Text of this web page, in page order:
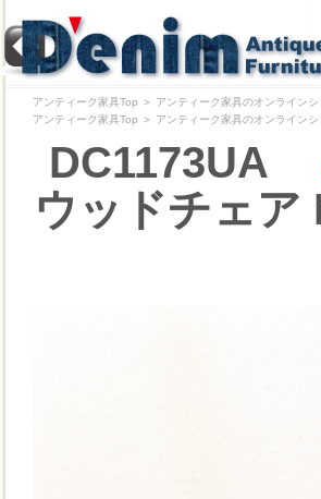
アンティーク家具Top ＞ アンティーク家具のオンラインシ
アンティーク家具Top ＞ アンティーク家具のオンラインシ
DC1173UA
ウッドチェア